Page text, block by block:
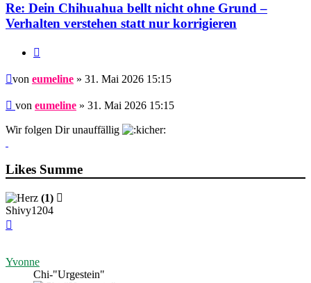
Re: Dein Chihuahua bellt nicht ohne Grund –
Verhalten verstehen statt nur korrigieren
Beitrag
von eumeline » 31. Mai 2026 15:15
Beitrag
von eumeline » 31. Mai 2026 15:15
Wir folgen Dir unauffällig
Likes Summe
(1)
Shivy1204
Yvonne
Chi-"Urgestein"